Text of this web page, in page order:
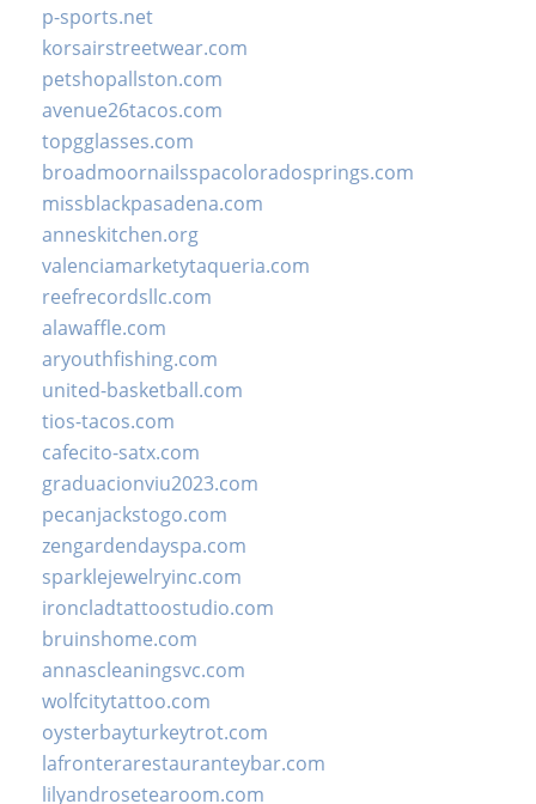
p-sports.net
korsairstreetwear.com
petshopallston.com
avenue26tacos.com
topgglasses.com
broadmoornailsspacoloradosprings.com
missblackpasadena.com
anneskitchen.org
valenciamarketytaqueria.com
reefrecordsllc.com
alawaffle.com
aryouthfishing.com
united-basketball.com
tios-tacos.com
cafecito-satx.com
graduacionviu2023.com
pecanjackstogo.com
zengardendayspa.com
sparklejewelryinc.com
ironcladtattoostudio.com
bruinshome.com
annascleaningsvc.com
wolfcitytattoo.com
oysterbayturkeytrot.com
lafronterarestauranteybar.com
lilyandrosetearoom.com